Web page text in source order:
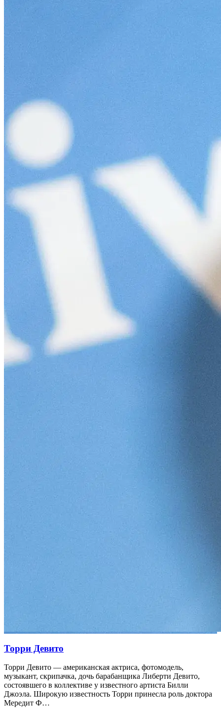
Торри Девито
Торри Девито — американская актриса, фотомодель,
музыкант, скрипачка, дочь барабанщика Либерти Девито,
состоявшего в коллективе у известного артиста Билли
Джоэла. Широкую известность Торри принесла роль доктора
Мередит Ф…